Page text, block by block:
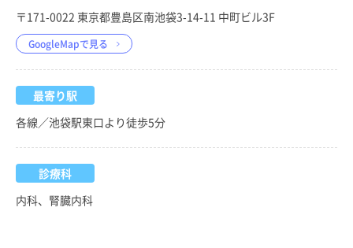
〒171-0022 東京都豊島区南池袋3-14-11 中町ビル3F
GoogleMapで見る
最寄り駅
各線／池袋駅東口より徒歩5分
診療科
内科、腎臓内科